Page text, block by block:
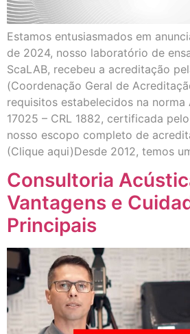
Estamos entusiasmados em
de 2024, nosso laboratório de
ScaLAB, recebeu a acreditação
(Coordenação Geral de
requisitos estabelecidos na norma
17025 – CRL 1882, certificada
nosso escopo completo de
(Clique aqui)Desde 2012, temos
Consultoria
Vantagens e
Principais